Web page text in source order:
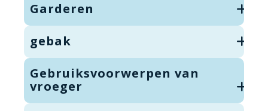
Garderen
gebak
Gebruiksvoorwerpen van
vroeger